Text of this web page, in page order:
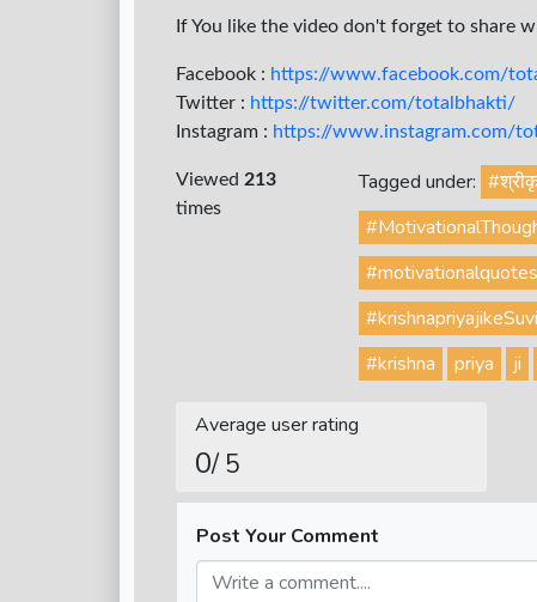
If You like the video don't forget to share
Facebook : https://www.facebook.com/
Twitter : https://twitter.com/totalbhakti/
Instagram : https://www.instagram.com/
Viewed 213
times
Tagged under:
#motivationalquotes
#krishna
priya ji
Average user rating
0/ 5
Post Your Comment